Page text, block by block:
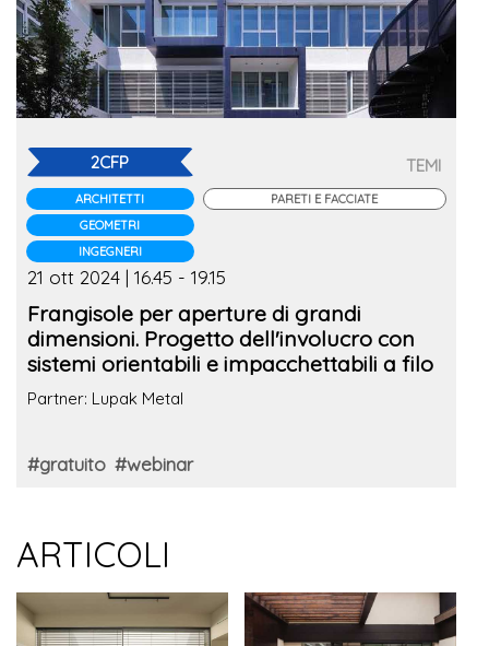
2CFP
ARCHITETTI
GEOMETRI
INGEGNERI
TEMI
PARETI E FACCIATE
21 ott 2024 | 16.45 - 19.15
Frangisole per aperture di grandi
dimensioni. Progetto dell'involucro con
sistemi orientabili e impacchettabili a filo
Partner: Lupak Metal
#gratuito #webinar
ARTICOLI